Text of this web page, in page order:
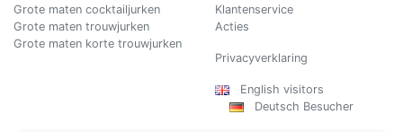
Grote maten cocktailjurken
Grote maten trouwjurken
Grote maten korte trouwjurken
Klantenservice
Acties
Privacyverklaring
English visitors
Deutsch Besucher